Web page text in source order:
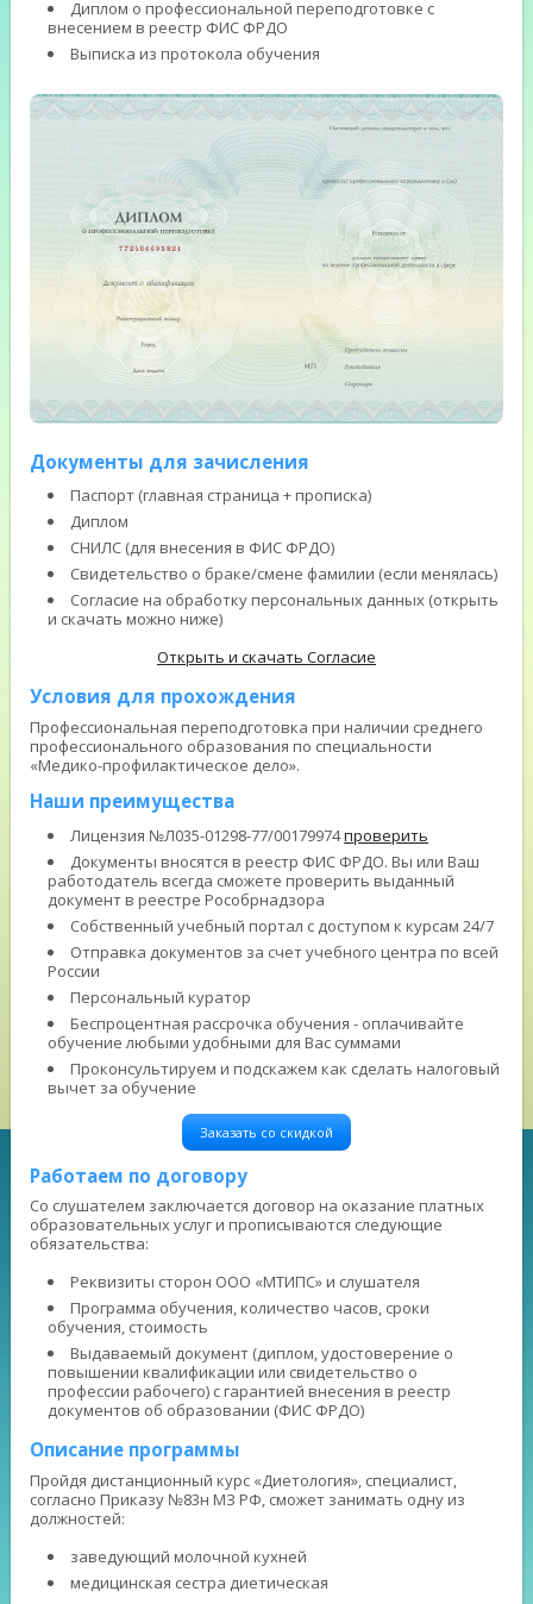
Диплом о профессиональной переподготовке с
внесением в реестр ФИС ФРДО
Выписка из протокола обучения
Документы для зачисления
Паспорт (главная страница + прописка)
Диплом
СНИЛС (для внесения в ФИС ФРДО)
Свидетельство о браке/смене фамилии (если менялась)
Согласие на обработку персональных данных (открыть
и скачать можно ниже)
Открыть и скачать Согласие
Условия для прохождения
Профессиональная переподготовка при наличии среднего
профессионального образования по специальности
«Медико-профилактическое дело».
Наши преимущества
Лицензия №Л035-01298-77/00179974проверить
Документы вносятся в реестр ФИС ФРДО. Вы или Ваш
работодатель всегда сможете проверить выданный
документ в реестре Рособрнадзора
Собственный учебный портал с доступом к курсам 24/7
Отправка документов за счет учебного центра по всей
России
Персональный куратор
Беспроцентная рассрочка обучения - оплачивайте
обучение любыми удобными для Вас суммами
Проконсультируем и подскажем как сделать налоговый
вычет за обучение
Заказать со скидкой
Работаем по договору
Со слушателем заключается договор на оказание платных
образовательных услуг и прописываются следующие
обязательства:
Реквизиты сторон ООО «МТИПС» и слушателя
Программа обучения, количество часов, сроки
обучения, стоимость
Выдаваемый документ (диплом, удостоверение о
повышении квалификации или свидетельство о
профессии рабочего) с гарантией внесения в реестр
документов об образовании (ФИС ФРДО)
Описание программы
Пройдя дистанционный курс «Диетология», специалист,
согласно Приказу №83н МЗ РФ, сможет занимать одну из
должностей:
заведующий молочной кухней
медицинская сестра диетическая